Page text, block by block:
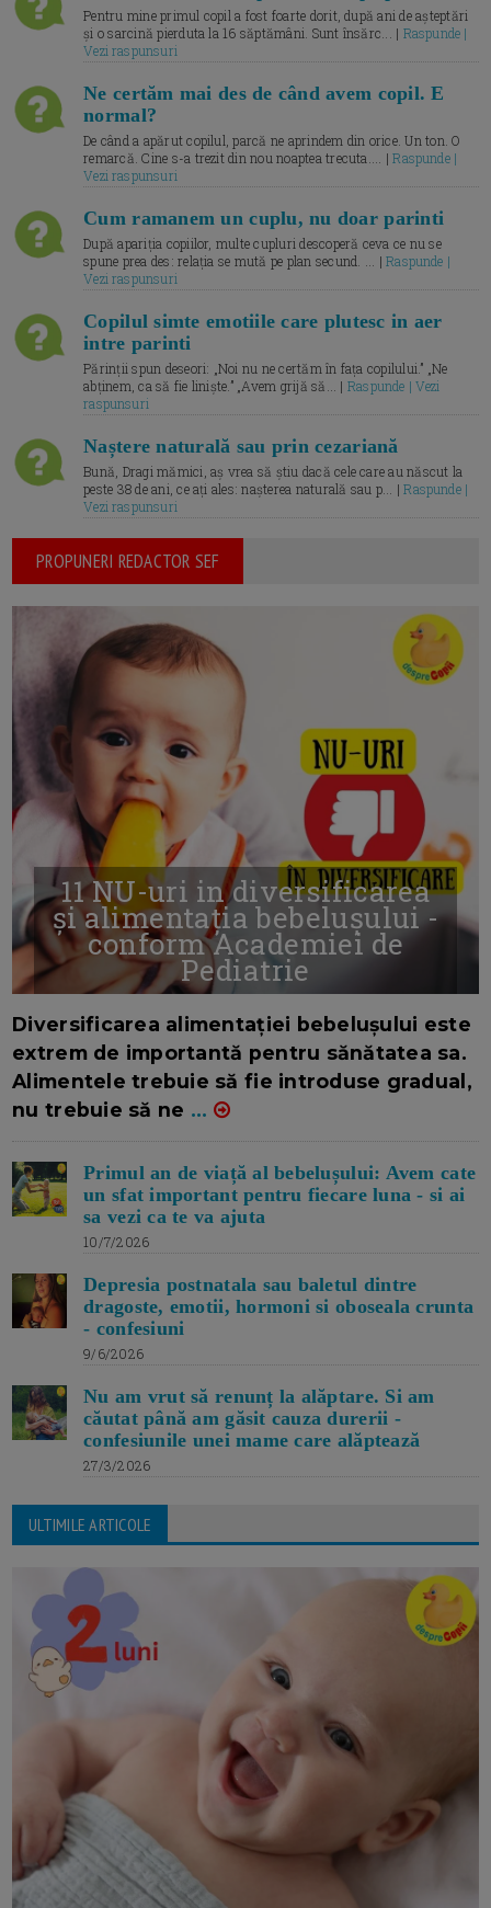
Pentru mine primul copil a fost foarte dorit, după ani de așteptări
și o sarcină pierduta la 16 săptămâni. Sunt însărc... | Raspunde |
Vezi raspunsuri
Ne certăm mai des de când avem copil. E
normal?
De când a apărut copilul, parcă ne aprindem din orice. Un ton. O
remarcă. Cine s-a trezit din nou noaptea trecuta.... |Raspunde |
Vezi raspunsuri
Cum ramanem un cuplu, nu doar parinti
După apariția copiilor, multe cupluri descoperă ceva ce nu se
spune prea des: relația se mută pe plan secund. ... |Raspunde |
Vezi raspunsuri
Copilul simte emotiile care plutesc in aer
intre parinti
Părinții spun deseori: „Noi nu ne certăm în fața copilului.” „Ne
abținem, ca să fie liniște.” „Avem grijă să... | Raspunde | Vezi
raspunsuri
Naștere naturală sau prin cezariană
Bună, Dragi mămici, aș vrea să știu dacă cele care au născut la
peste 38 de ani, ce ați ales: nașterea naturală sau p... |Raspunde |
Vezi raspunsuri
PROPUNERI REDACTOR SEF
11 NU-uri in diversificarea
și alimentația bebelușului -
conform Academiei de
Pediatrie
Diversificarea alimentației bebelușului este
extrem de importantă pentru sănătatea sa.
Alimentele trebuie să fie introduse gradual,
nu trebuie să ne ...
Primul an de viață al bebelușului: Avem cate
un sfat important pentru fiecare luna - si ai
sa vezi ca te va ajuta
10/7/2026
Depresia postnatala sau baletul dintre
dragoste, emotii, hormoni si oboseala crunta
- confesiuni
9/6/2026
Nu am vrut să renunț la alăptare. Si am
căutat până am găsit cauza durerii -
confesiunile unei mame care alăptează
27/3/2026
ULTIMILE ARTICOLE